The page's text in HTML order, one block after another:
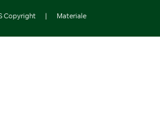
Copyright | Materiale